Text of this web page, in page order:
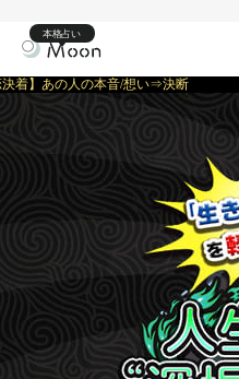
本格占い
着】あの人の本音/想い⇒決断